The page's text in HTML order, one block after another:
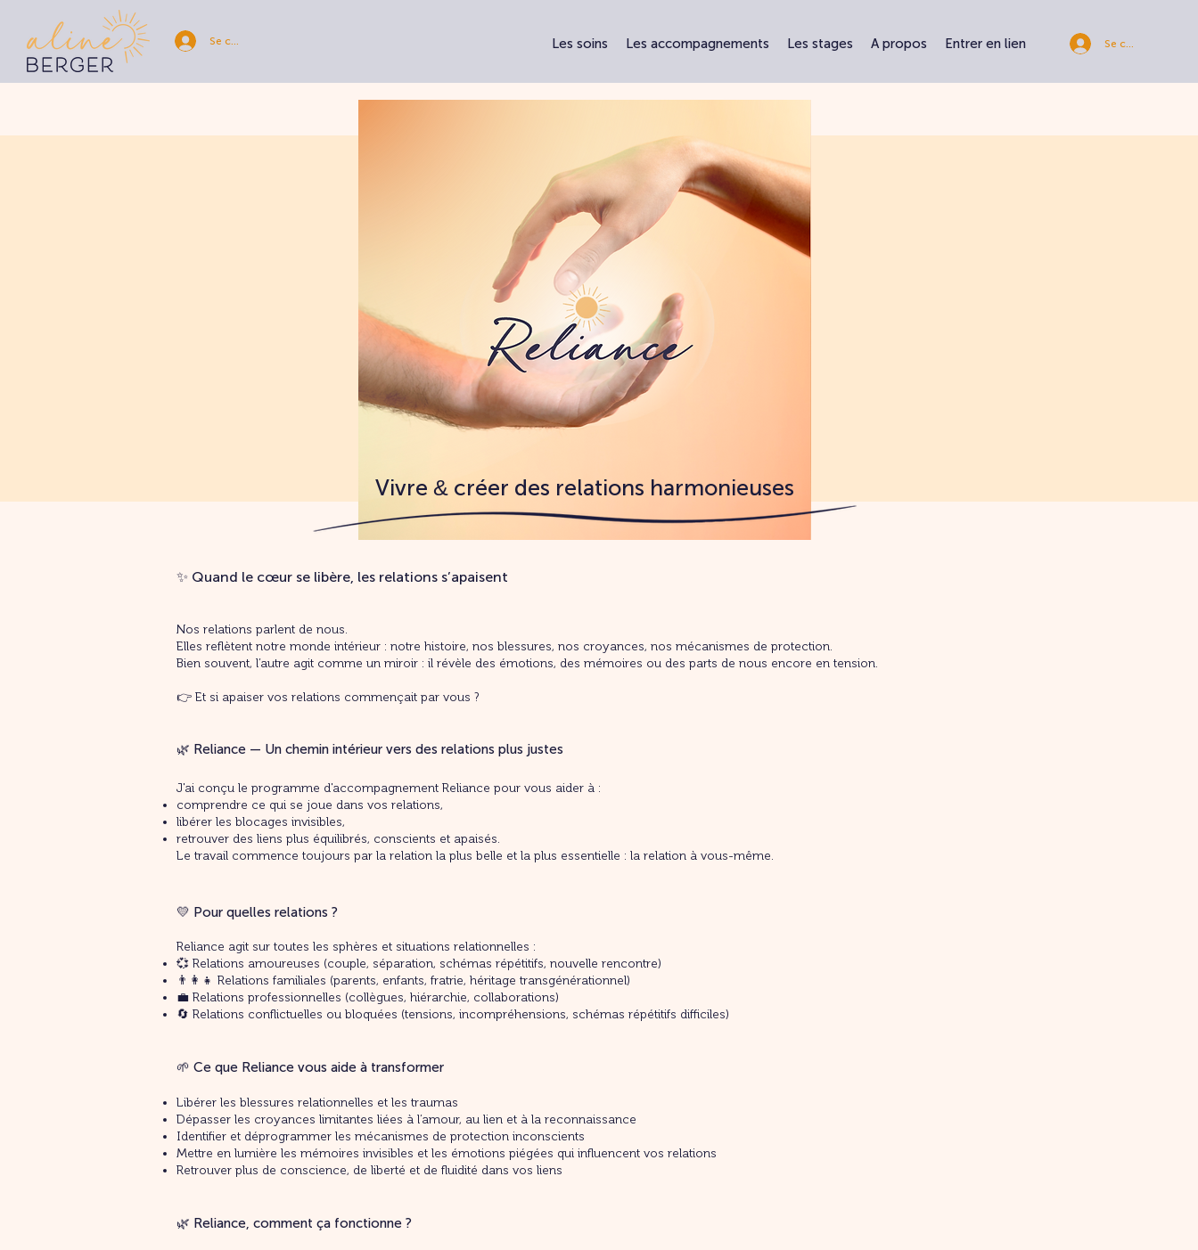
Se connecter
Les soins Les accompagnements Les stages A propos Entrer en lien
Vivre & créer des relations harmonieuses
✨ Quand le cœur se libère, les relations s’apaisent
Nos relations parlent de nous.
Elles reflètent notre monde intérieur : notre histoire, nos blessures, nos croyances, nos mécanismes de protection.
Bien souvent, l’autre agit comme un miroir : il révèle des émotions, des mémoires ou des parts de nous encore en tension.
👉 Et si apaiser vos relations commençait par vous ?
🌿 Reliance — Un chemin intérieur vers des relations plus justes
J'ai conçu le programme d'accompagnement Reliance pour vous aider à :
comprendre ce qui se joue dans vos relations,
libérer les blocages invisibles,
retrouver des liens plus équilibrés, conscients et apaisés.
Le travail commence toujours par la relation la plus belle et la plus essentielle : la relation à vous-même.
💛 Pour quelles relations ?
Reliance agit sur toutes les sphères et situations relationnelles :
💞 Relations amoureuses (couple, séparation, schémas répétitifs, nouvelle rencontre)
👨‍👩‍👧 Relations familiales (parents, enfants, fratrie, héritage transgénérationnel)
💼 Relations professionnelles (collègues, hiérarchie, collaborations)
🔄 Relations conflictuelles ou bloquées (tensions, incompréhensions, schémas répétitifs difficiles)
🌱 Ce que Reliance vous aide à transformer
Libérer les blessures relationnelles et les traumas
Dépasser les croyances limitantes liées à l’amour, au lien et à la reconnaissance
Identifier et déprogrammer les mécanismes de protection inconscients
Mettre en lumière les mémoires invisibles et les émotions piégées qui influencent vos relations
Retrouver plus de conscience, de liberté et de fluidité dans vos liens
🌿 Reliance, comment ça fonctionne ?
Se connecter